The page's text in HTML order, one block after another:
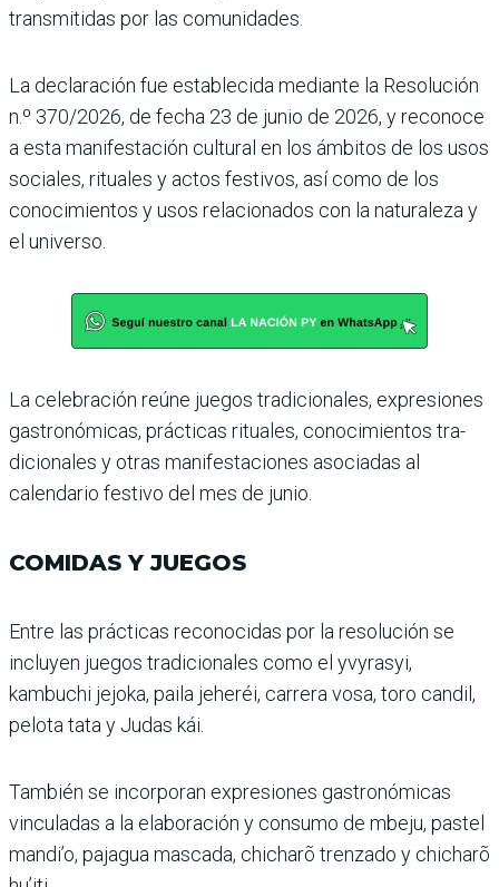
transmitidas por las comunidades.
La declaración fue estable­cida mediante la Resolución
n.º 370/2026, de fecha 23 de junio de 2026, y reconoce
a esta manifestación cultural en los ámbitos de los usos
sociales, rituales y actos fes­tivos, así como de los
conoci­mientos y usos relacionados con la naturaleza y
el uni­verso.
La celebración reúne jue­gos tradicionales, expresio­nes
gastronómicas, prácticas rituales, conocimientos tra­
dicionales y otras manifesta­ciones asociadas al
calendario festivo del mes de junio.
COMIDAS Y JUEGOS
Entre las prácticas recono­cidas por la resolución se
incluyen juegos tradicionales como el yvyrasyi,
kambuchi jejoka, paila jeheréi, carrera vosa, toro candil,
pelota tata y Judas kái.
También se incorporan expresiones gastronómicas
vinculadas a la elaboración y consumo de mbeju, pastel
mandi’o, pajagua mascada, chicharõ trenzado y chicharõ